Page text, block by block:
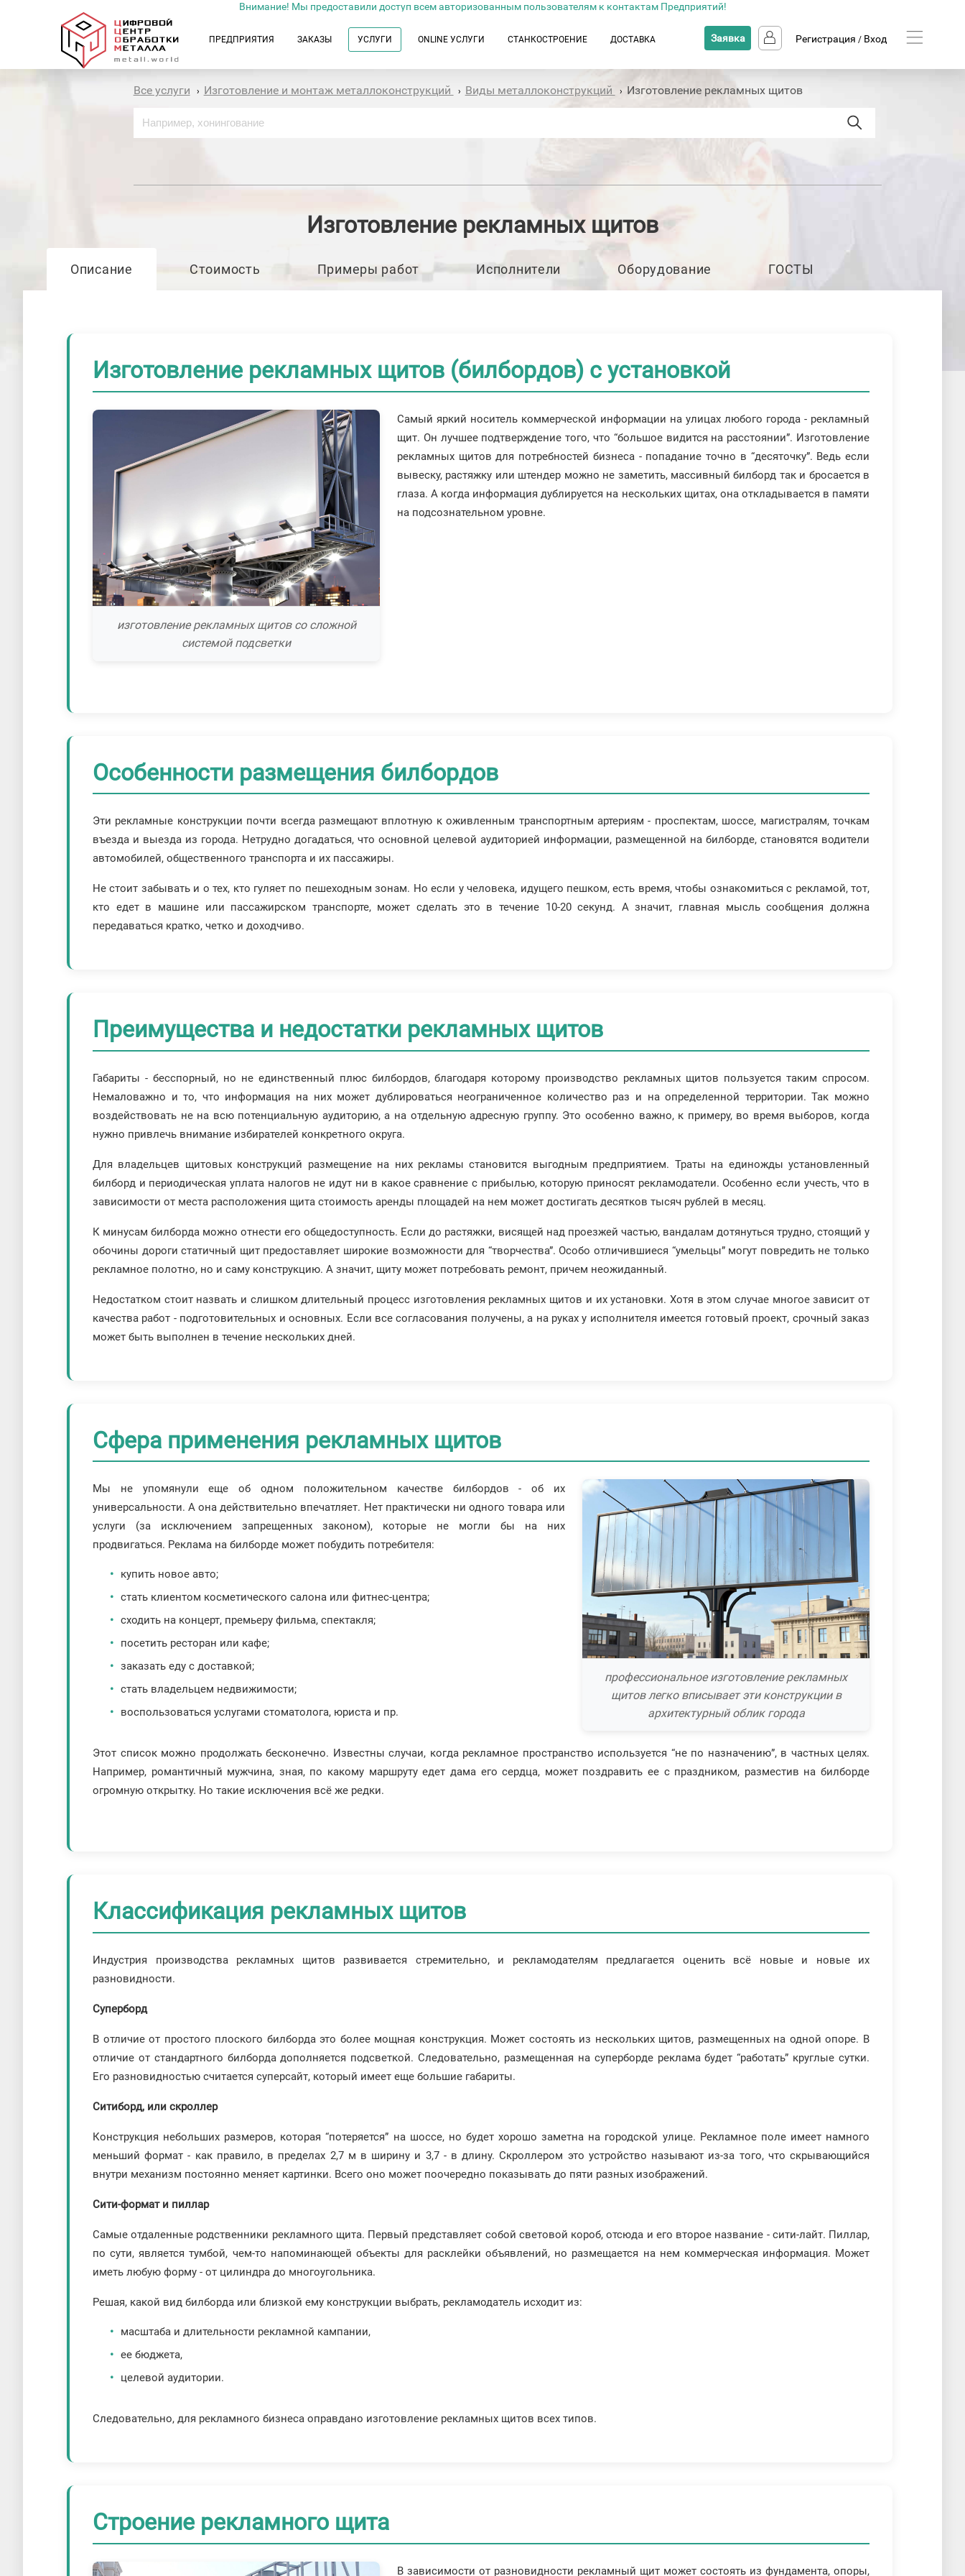
Внимание! Мы предоставили доступ всем авторизованным пользователям к контактам Предприятий!
ПРЕДПРИЯТИЯ ЗАКАЗЫ УСЛУГИ ONLINE УСЛУГИ СТАНКОСТРОЕНИЕ ДОСТАВКА Заявка Регистрация / Вход
Все услуги › Изготовление и монтаж металлоконструкций › Виды металлоконструкций › Изготовление рекламных щитов
Изготовление рекламных щитов
Описание Стоимость Примеры работ Исполнители Оборудование ГОСТЫ
Изготовление рекламных щитов (билбордов) с установкой
изготовление рекламных щитов со сложной
системой подсветки
Самый яркий носитель коммерческой информации на улицах любого города - рекламный
щит. Он лучшее подтверждение того, что “большое видится на расстоянии”. Изготовление
рекламных щитов для потребностей бизнеса - попадание точно в “десяточку”. Ведь если
вывеску, растяжку или штендер можно не заметить, массивный билборд так и бросается в
глаза. А когда информация дублируется на нескольких щитах, она откладывается в памяти
на подсознательном уровне.
Особенности размещения билбордов
Эти рекламные конструкции почти всегда размещают вплотную к оживленным транспортным артериям - проспектам, шоссе, магистралям, точкам
въезда и выезда из города. Нетрудно догадаться, что основной целевой аудиторией информации, размещенной на билборде, становятся водители
автомобилей, общественного транспорта и их пассажиры.
Не стоит забывать и о тех, кто гуляет по пешеходным зонам. Но если у человека, идущего пешком, есть время, чтобы ознакомиться с рекламой, тот,
кто едет в машине или пассажирском транспорте, может сделать это в течение 10-20 секунд. А значит, главная мысль сообщения должна
передаваться кратко, четко и доходчиво.
Преимущества и недостатки рекламных щитов
Габариты - бесспорный, но не единственный плюс билбордов, благодаря которому производство рекламных щитов пользуется таким спросом.
Немаловажно и то, что информация на них может дублироваться неограниченное количество раз и на определенной территории. Так можно
воздействовать не на всю потенциальную аудиторию, а на отдельную адресную группу. Это особенно важно, к примеру, во время выборов, когда
нужно привлечь внимание избирателей конкретного округа.
Для владельцев щитовых конструкций размещение на них рекламы становится выгодным предприятием. Траты на единожды установленный
билборд и периодическая уплата налогов не идут ни в какое сравнение с прибылью, которую приносят рекламодатели. Особенно если учесть, что в
зависимости от места расположения щита стоимость аренды площадей на нем может достигать десятков тысяч рублей в месяц.
К минусам билборда можно отнести его общедоступность. Если до растяжки, висящей над проезжей частью, вандалам дотянуться трудно, стоящий у
обочины дороги статичный щит предоставляет широкие возможности для “творчества”. Особо отличившиеся “умельцы” могут повредить не только
рекламное полотно, но и саму конструкцию. А значит, щиту может потребовать ремонт, причем неожиданный.
Недостатком стоит назвать и слишком длительный процесс изготовления рекламных щитов и их установки. Хотя в этом случае многое зависит от
качества работ - подготовительных и основных. Если все согласования получены, а на руках у исполнителя имеется готовый проект, срочный заказ
может быть выполнен в течение нескольких дней.
Сфера применения рекламных щитов
профессиональное изготовление рекламных
щитов легко вписывает эти конструкции в
архитектурный облик города
Мы не упомянули еще об одном положительном качестве билбордов - об их
универсальности. А она действительно впечатляет. Нет практически ни одного товара или
услуги (за исключением запрещенных законом), которые не могли бы на них
продвигаться. Реклама на билборде может побудить потребителя:
купить новое авто;
стать клиентом косметического салона или фитнес-центра;
сходить на концерт, премьеру фильма, спектакля;
посетить ресторан или кафе;
заказать еду с доставкой;
стать владельцем недвижимости;
воспользоваться услугами стоматолога, юриста и пр.
Этот список можно продолжать бесконечно. Известны случаи, когда рекламное пространство используется “не по назначению”, в частных целях.
Например, романтичный мужчина, зная, по какому маршруту едет дама его сердца, может поздравить ее с праздником, разместив на билборде
огромную открытку. Но такие исключения всё же редки.
Классификация рекламных щитов
Индустрия производства рекламных щитов развивается стремительно, и рекламодателям предлагается оценить всё новые и новые их
разновидности.
Суперборд
В отличие от простого плоского билборда это более мощная конструкция. Может состоять из нескольких щитов, размещенных на одной опоре. В
отличие от стандартного билборда дополняется подсветкой. Следовательно, размещенная на суперборде реклама будет “работать” круглые сутки.
Его разновидностью считается суперсайт, который имеет еще большие габариты.
Ситиборд, или скроллер
Конструкция небольших размеров, которая “потеряется” на шоссе, но будет хорошо заметна на городской улице. Рекламное поле имеет намного
меньший формат - как правило, в пределах 2,7 м в ширину и 3,7 - в длину. Скроллером это устройство называют из-за того, что скрывающийся
внутри механизм постоянно меняет картинки. Всего оно может поочередно показывать до пяти разных изображений.
Сити-формат и пиллар
Самые отдаленные родственники рекламного щита. Первый представляет собой световой короб, отсюда и его второе название - сити-лайт. Пиллар,
по сути, является тумбой, чем-то напоминающей объекты для расклейки объявлений, но размещается на нем коммерческая информация. Может
иметь любую форму - от цилиндра до многоугольника.
Решая, какой вид билборда или близкой ему конструкции выбрать, рекламодатель исходит из:
масштаба и длительности рекламной кампании,
ее бюджета,
целевой аудитории.
Следовательно, для рекламного бизнеса оправдано изготовление рекламных щитов всех типов.
Строение рекламного щита
В зависимости от разновидности рекламный щит может состоять из фундамента, опоры,